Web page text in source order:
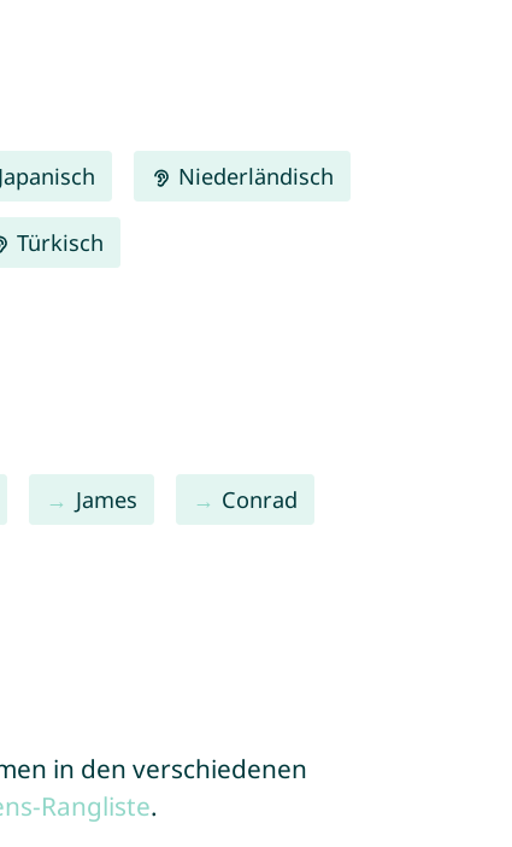
Japanisch Niederländisch
Türkisch
James Conrad
in den verschiedenen
Rangliste.